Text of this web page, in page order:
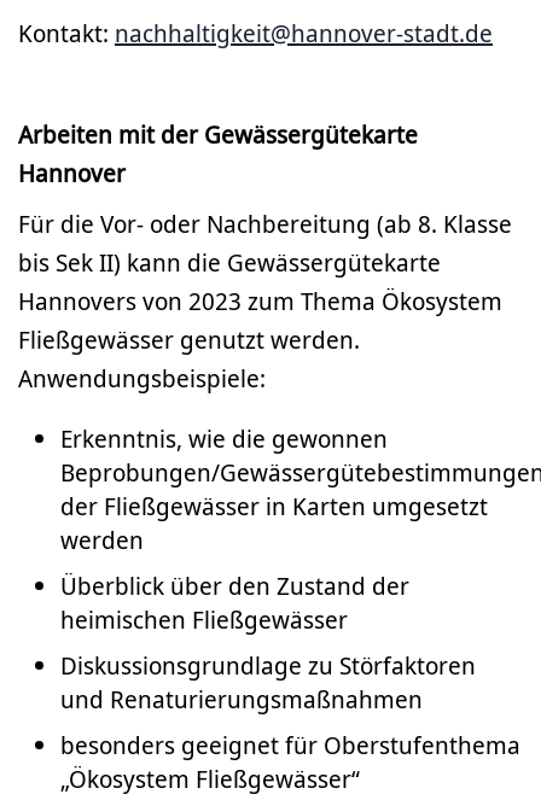
Kontakt: nachhaltigkeit@hannover-stadt.de
Arbeiten mit der Gewässergütekarte
Hannover
Für die Vor- oder Nachbereitung (ab 8. Klasse
bis Sek II) kann die Gewässergütekarte
Hannovers von 2023 zum Thema Ökosystem
Fließgewässer genutzt werden.
Anwendungsbeispiele:
Erkenntnis, wie die gewonnen
Beprobungen/
der Fließgewässer in Karten umgesetzt
werden
Überblick über den Zustand der
heimischen Fließgewässer
Diskussionsgrundlage zu Störfaktoren
und Renaturierungsmaßnahmen
besonders geeignet für Oberstufenthema
„Ökosystem Fließgewässer“